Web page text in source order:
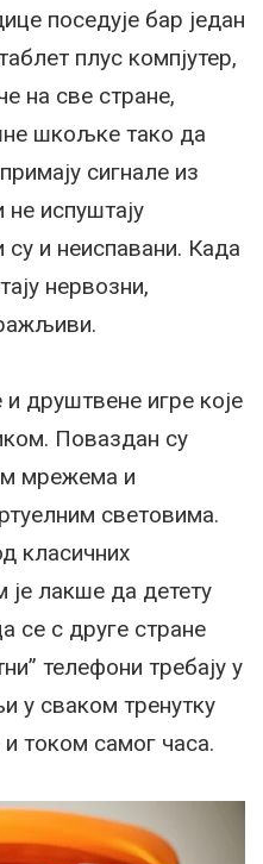
поседује бар један
плус компјутер,
на све стране,
шкољке тако да
сигнале из
испуштају
и неиспавани. Када
нервозни,
друштвене игре које
Поваздан су
мрежема и
световима.
класичних
је лакше да детету
се с друге стране
телефони требају у
у сваком тренутку
током самог часа.